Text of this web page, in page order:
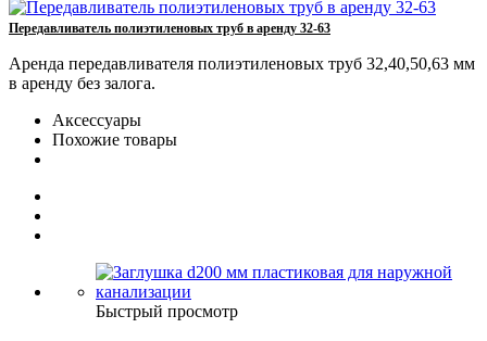
Передавливатель полиэтиленовых труб в аренду 32-63
Аренда передавливателя полиэтиленовых труб 32,40,50,63 мм
в аренду без залога.
Аксессуары
Похожие товары
Быстрый просмотр